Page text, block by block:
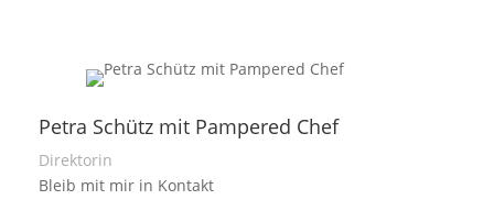
Petra Schütz mit Pampered Chef
Direktorin
Bleib mit mir in Kontakt